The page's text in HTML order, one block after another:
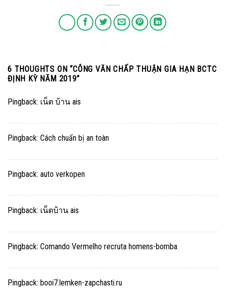
6 THOUGHTS ON “CÔNG VĂN CHẤP THUẬN GIA HẠN BCTC
ĐỊNH KỲ NĂM 2019”
Pingback: เน็ต บ้าน ais
Pingback: Cách chuẩn bị an toàn
Pingback: auto verkopen
Pingback: เน็ตบ้าน ais
Pingback: Comando Vermelho recruta homens-bomba
Pingback: booi7.lemken-zapchasti.ru